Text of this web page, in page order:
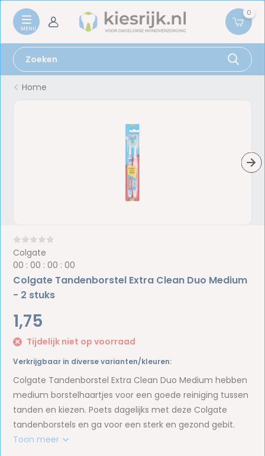
0
Home
Colgate
00 :00 :00 :00
Colgate Tandenborstel Extra Clean Duo Medium
- 2 stuks
1,75
Tijdelijk niet op voorraad
Verkrijgbaar in diverse varianten/kleuren:
Colgate Tandenborstel Extra Clean Duo Medium hebben
medium borstelhaartjes voor een goede reiniging tussen
tanden en kiezen. Poets dagelijks met deze Colgate
tandenborstels en ga voor een sterk en gezond gebit.
Toon meer